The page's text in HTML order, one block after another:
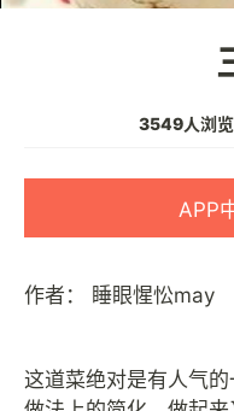
3549人浏览
APP
作者： 睡眼惺忪may
这道菜绝对是有人气的